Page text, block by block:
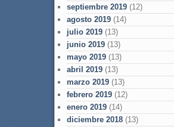
septiembre 2019(12)
agosto 2019(14)
julio 2019(13)
junio 2019(13)
mayo 2019(13)
abril 2019(13)
marzo 2019(13)
febrero 2019(12)
enero 2019(14)
diciembre 2018(13)